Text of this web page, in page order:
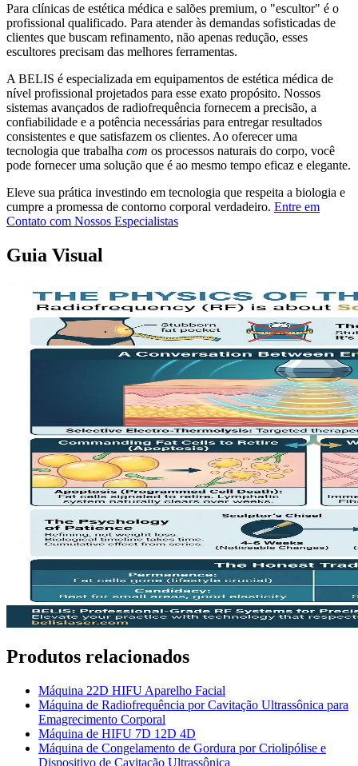
Para clínicas de estética médica e salões premium, o "escultor" é o
profissional qualificado. Para atender às demandas sofisticadas de
clientes que buscam refinamento, não apenas redução, esses
escultores precisam das melhores ferramentas.
A BELIS é especializada em equipamentos de estética médica de
nível profissional projetados para esse exato propósito. Nossos
sistemas avançados de radiofrequência fornecem a precisão, a
confiabilidade e a potência necessárias para entregar resultados
consistentes e que satisfazem os clientes. Ao oferecer uma
tecnologia que trabalha com os processos naturais do corpo, você
pode fornecer uma solução que é ao mesmo tempo eficaz e elegante.
Eleve sua prática investindo em tecnologia que respeita a biologia e
cumpre a promessa de contorno corporal verdadeiro. Entre em
Contato com Nossos Especialistas
Guia Visual
Produtos relacionados
Máquina 22D HIFU Aparelho Facial
Máquina de Radiofrequência por Cavitação Ultrassônica para
Emagrecimento Corporal
Máquina de HIFU 7D 12D 4D
Máquina de Congelamento de Gordura por Criolipólise e
Dispositivo de Cavitação Ultrassônica